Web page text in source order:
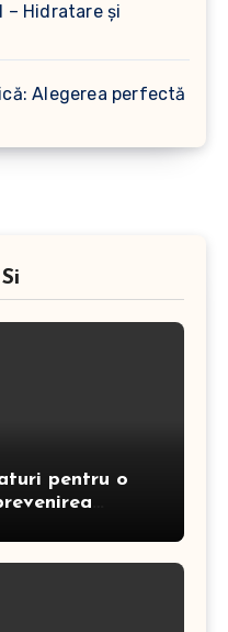
– Hidratare și
Alegerea perfectă
pentru o